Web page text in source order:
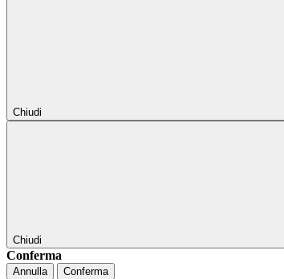
Chiudi
Chiudi
Conferma
Annulla Conferma